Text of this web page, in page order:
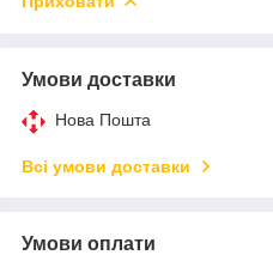
Умови доставки
Нова Пошта
Всі умови доставки
Умови оплати